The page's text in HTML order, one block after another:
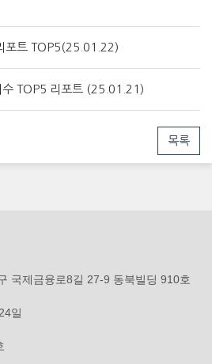
포트 TOP5(25.01.22)
수 TOP5 리포트 (25.01.21)
목록
국제금융로8길 27-9 동북빌딩 910호
일